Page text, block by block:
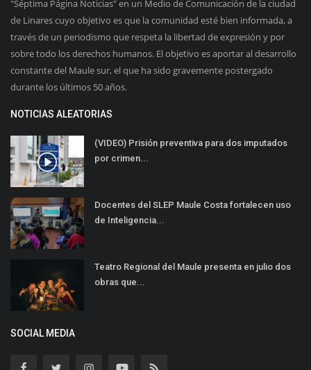
"Séptima Página Noticias" en un Medio de Comunicación de la ciudad
de Linares cuyo objetivo es que la comunidad esté bien informada, a
través de un periodismo que respeta la libertad de expresión y por
sobre todo los derechos humanos. El objetivo es aportar al desarrollo
constante del Maule sur, el que ha sido gravemente postergado
durante los últimos 50 años.
NOTICIAS ALEATORIAS
(VIDEO) Prisión preventiva para dos imputados
por crimen...
Docentes del SLEP Maule Costa fortalecen uso
de Inteligencia...
Teatro Regional del Maule presenta en julio dos
obras que...
SOCIAL MEDIA